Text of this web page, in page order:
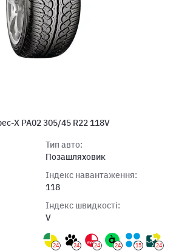
X PA02 305/45 R22 118V
Тип авто:
Позашляховик
Індекс навантаження:
118
Індекс швидкості:
V
24 24 24 24 15 24